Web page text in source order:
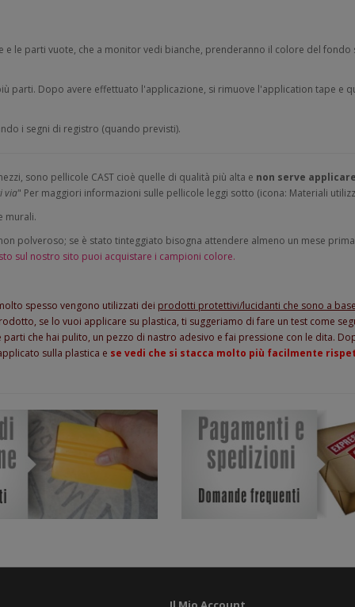
le parti vuote, che a monitor vedi bianche, prenderanno il colore del fondo
parti. Dopo avere effettuato l'applicazione, si rimuove l'application tape e
i segni di registro (quando previsti).
sono pellicole CAST cioè quelle di qualità più alta e non serve
via" Per maggiori informazioni sulle pellicole leggi sotto (icona: Materiali
murali.
polveroso; se è stato tinteggiato bisogna attendere almeno un mese
sul nostro sito puoi acquistare i campioni colore.
spesso vengono utilizzati dei prodotti protettivi/lucidanti che sono a
se lo vuoi applicare su plastica, ti suggeriamo di fare un test come
che hai pulito, un pezzo di nastro adesivo e fai pressione con le dita.
sulla plastica e se vedi che si stacca molto più facilmente